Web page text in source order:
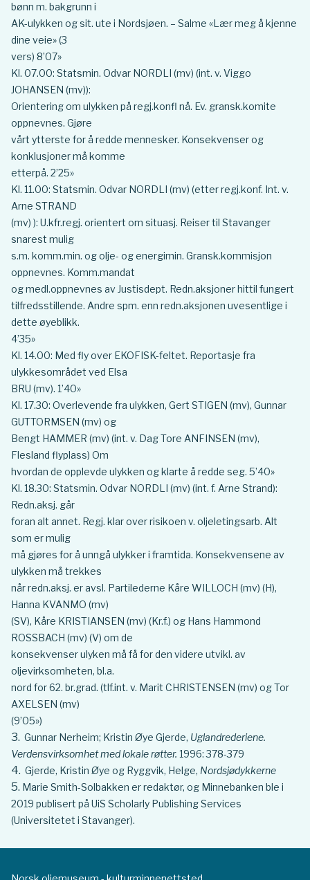
bønn m. bakgrunn i
AK-ulykken og sit. ute i Nordsjøen. – Salme «Lær meg å kjenne
dine veie» (3
vers) 8’07»
Kl. 07.00: Statsmin. Odvar NORDLI (mv) (int. v. Viggo
JOHANSEN (mv)):
Orientering om ulykken på regj.konfl nå. Ev. gransk.komite
oppnevnes. Gjøre
vårt ytterste for å redde mennesker. Konsekvenser og
konklusjoner må komme
etterpå. 2’25»
Kl. 11.00: Statsmin. Odvar NORDLI (mv) (etter regj.konf. Int. v.
Arne STRAND
(mv) ): U.kfr.regj. orientert om situasj. Reiser til Stavanger
snarest mulig
s.m. komm.min. og olje- og energimin. Gransk.kommisjon
oppnevnes. Komm.mandat
og medl.oppnevnes av Justisdept. Redn.aksjoner hittil fungert
tilfredsstillende. Andre spm. enn redn.aksjonen uvesentlige i
dette øyeblikk.
4’35»
Kl. 14.00: Med fly over EKOFISK-feltet. Reportasje fra
ulykkesområdet ved Elsa
BRU (mv). 1’40»
Kl. 17.30: Overlevende fra ulykken, Gert STIGEN (mv), Gunnar
GUTTORMSEN (mv) og
Bengt HAMMER (mv) (int. v. Dag Tore ANFINSEN (mv),
Flesland flyplass) Om
hvordan de opplevde ulykken og klarte å redde seg. 5’40»
Kl. 18.30: Statsmin. Odvar NORDLI (mv) (int. f. Arne Strand):
Redn.aksj. går
foran alt annet. Regj. klar over risikoen v. oljeletingsarb. Alt
som er mulig
må gjøres for å unngå ulykker i framtida. Konsekvensene av
ulykken må trekkes
når redn.aksj. er avsl. Partilederne Kåre WILLOCH (mv) (H),
Hanna KVANMO (mv)
(SV), Kåre KRISTIANSEN (mv) (Kr.f.) og Hans Hammond
ROSSBACH (mv) (V) om de
konsekvenser ulyken må få for den videre utvikl. av
oljevirksomheten, bl.a.
nord for 62. br.grad. (tlf.int. v. Marit CHRISTENSEN (mv) og Tor
AXELSEN (mv)
(9’05»)
Gunnar Nerheim; Kristin Øye Gjerde, Uglandrederiene.
Verdensvirksomhet med lokale røtter. 1996: 378-379
Gjerde, Kristin Øye og Ryggvik, Helge, Nordsjødykkerne
Marie Smith-Solbakken er redaktør, og Minnebanken ble i
2019 publisert på UiS Scholarly Publishing Services
(Universitetet i Stavanger).